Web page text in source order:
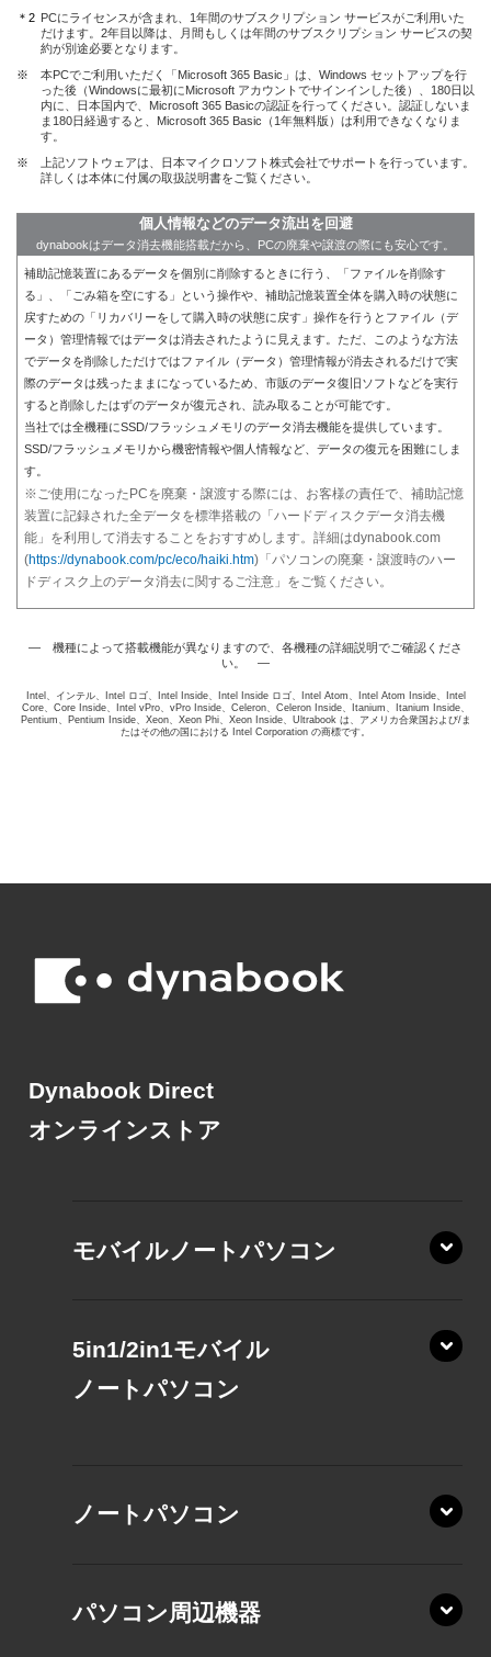
＊2 PCにライセンスが含まれ、1年間のサブスクリプション サービスがご利用いた
だけます。2年目以降は、月間もしくは年間のサブスクリプション サービスの契
約が別途必要となります。
※
本PCでご利用いただく「Microsoft 365 Basic」は、Windows セットアップを行
った後（Windowsに最初にMicrosoft アカウントでサインインした後）、180日以
内に、日本国内で、Microsoft 365 Basicの認証を行ってください。認証しないま
ま180日経過すると、Microsoft 365 Basic（1年無料版）は利用できなくなりま
す。
※
上記ソフトウェアは、日本マイクロソフト株式会社でサポートを行っています。
詳しくは本体に付属の取扱説明書をご覧ください。
個人情報などのデータ流出を回避
dynabookはデータ消去機能搭載だから、PCの廃棄や譲渡の際にも安心です。
補助記憶装置にあるデータを個別に削除するときに行う、「ファイルを削除す
る」、「ごみ箱を空にする」という操作や、補助記憶装置全体を購入時の状態に
戻すための「リカバリーをして購入時の状態に戻す」操作を行うとファイル（デ
ータ）管理情報ではデータは消去されたように見えます。ただ、このような方法
でデータを削除しただけではファイル（データ）管理情報が消去されるだけで実
際のデータは残ったままになっているため、市販のデータ復旧ソフトなどを実行
すると削除したはずのデータが復元され、読み取ることが可能です。
当社では全機種にSSD/フラッシュメモリのデータ消去機能を提供しています。
SSD/フラッシュメモリから機密情報や個人情報など、データの復元を困難にしま
す。
※ご使用になったPCを廃棄・譲渡する際には、お客様の責任で、補助記憶
装置に記録された全データを標準搭載の「ハードディスクデータ消去機
能」を利用して消去することをおすすめします。詳細はdynabook.com
(https://dynabook.com/pc/eco/haiki.htm)「パソコンの廃棄・譲渡時のハー
ドディスク上のデータ消去に関するご注意」をご覧ください。
― 機種によって搭載機能が異なりますので、各機種の詳細説明でご確認くださ
い。 ―
Intel、インテル、Intel ロゴ、Intel Inside、Intel Inside ロゴ、Intel Atom、Intel Atom Inside、Intel
Core、Core Inside、Intel vPro、vPro Inside、Celeron、Celeron Inside、Itanium、Itanium Inside、
Pentium、Pentium Inside、Xeon、Xeon Phi、Xeon Inside、Ultrabook は、アメリカ合衆国および/ま
たはその他の国における Intel Corporation の商標です。
Dynabook Direct
オンラインストア
モバイルノートパソコン
XP/ZA
5in1/2in1モバイル
ノートパソコン
VZ/MA
ノートパソコン
パソコン周辺機器